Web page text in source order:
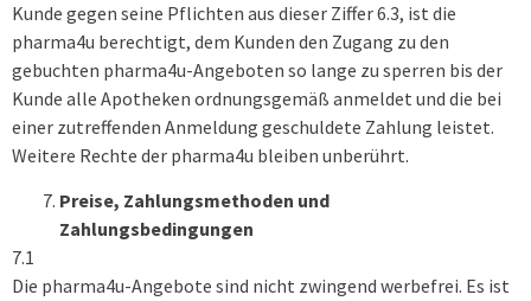
Kunde gegen seine Pflichten aus dieser Ziffer 6.3, ist die
pharma4u berechtigt, dem Kunden den Zugang zu den
gebuchten pharma4u-Angeboten so lange zu sperren bis der
Kunde alle Apotheken ordnungsgemäß anmeldet und die bei
einer zutreffenden Anmeldung geschuldete Zahlung leistet.
Weitere Rechte der pharma4u bleiben unberührt.
Preise, Zahlungsmethoden und
Zahlungsbedingungen
7.1
Die pharma4u-Angebote sind nicht zwingend werbefrei. Es ist